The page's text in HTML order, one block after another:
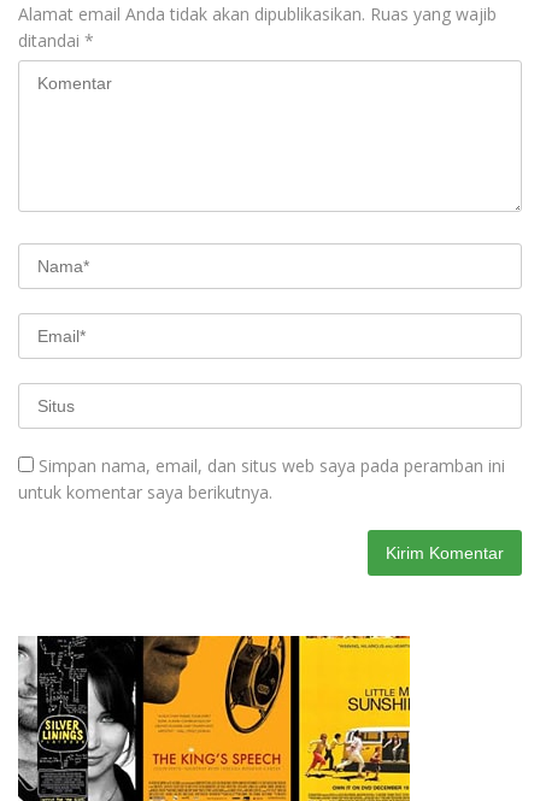
Alamat email Anda tidak akan dipublikasikan. Ruas yang wajib
ditandai *
Simpan nama, email, dan situs web saya pada peramban ini
untuk komentar saya berikutnya.